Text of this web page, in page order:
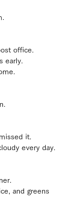
office.
early.
it.
every day.
and greens